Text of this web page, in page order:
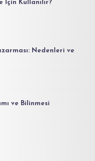
Kullanılır?
Nedenleri ve
ve Bilinmesi